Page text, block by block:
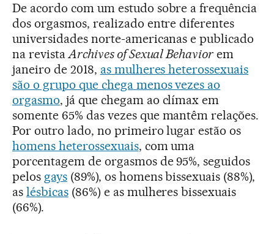
De acordo com um estudo sobre a frequência
dos orgasmos, realizado entre diferentes
universidades norte-americanas e publicado
na revistaArchives of Sexual Behavior em
janeiro de 2018, as mulheres heterossexuais
são o grupo que chega menos vezes ao
orgasmo, já que chegam ao clímax em
somente 65% das vezes que mantêm relações.
Por outro lado, no primeiro lugar estão os
homens heterossexuais, com uma
porcentagem de orgasmos de 95%, seguidos
pelos gays(89%), os homens bissexuais (88%),
as lésbicas(86%) e as mulheres bissexuais
(66%).